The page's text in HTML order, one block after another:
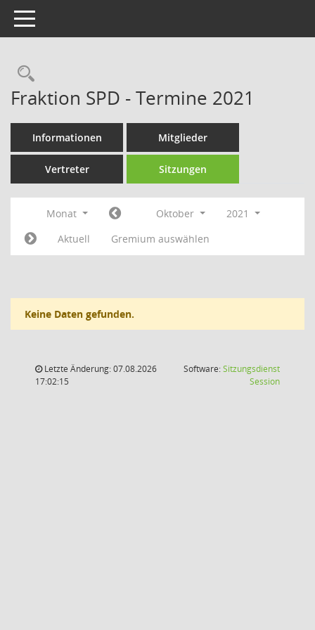
Toggle navigation
Rechercheauswahl
Fraktion SPD - Termine 2021
Informationen Mitglieder
Vertreter Sitzungen
Monat Oktober
2021
Aktuell
Gremium auswählen
Keine Daten gefunden.
Letzte Änderung: 07.08.2026
17:02:15
Software:Sitzungsdienst
Session(Wird in